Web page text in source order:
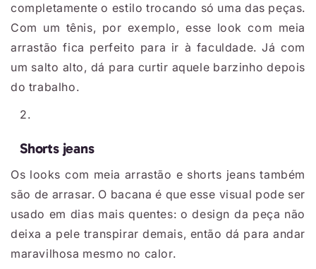
completamente o estilo trocando só uma das peças.
Com um tênis, por exemplo, esse look com meia
arrastão fica perfeito para ir à faculdade. Já com
um salto alto, dá para curtir aquele barzinho depois
do trabalho.
Shorts jeans
Os looks com meia arrastão e shorts jeans também
são de arrasar. O bacana é que esse visual pode ser
usado em dias mais quentes: o design da peça não
deixa a pele transpirar demais, então dá para andar
maravilhosa mesmo no calor.